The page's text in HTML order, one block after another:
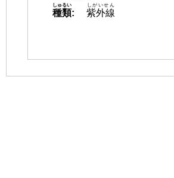
種類
しゅるい
: 紫外線
しがいせん